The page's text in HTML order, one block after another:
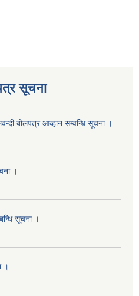
सूचना
बोलपत्र आव्हान सम्वन्धि सूचना ।
।
सूचना ।
।